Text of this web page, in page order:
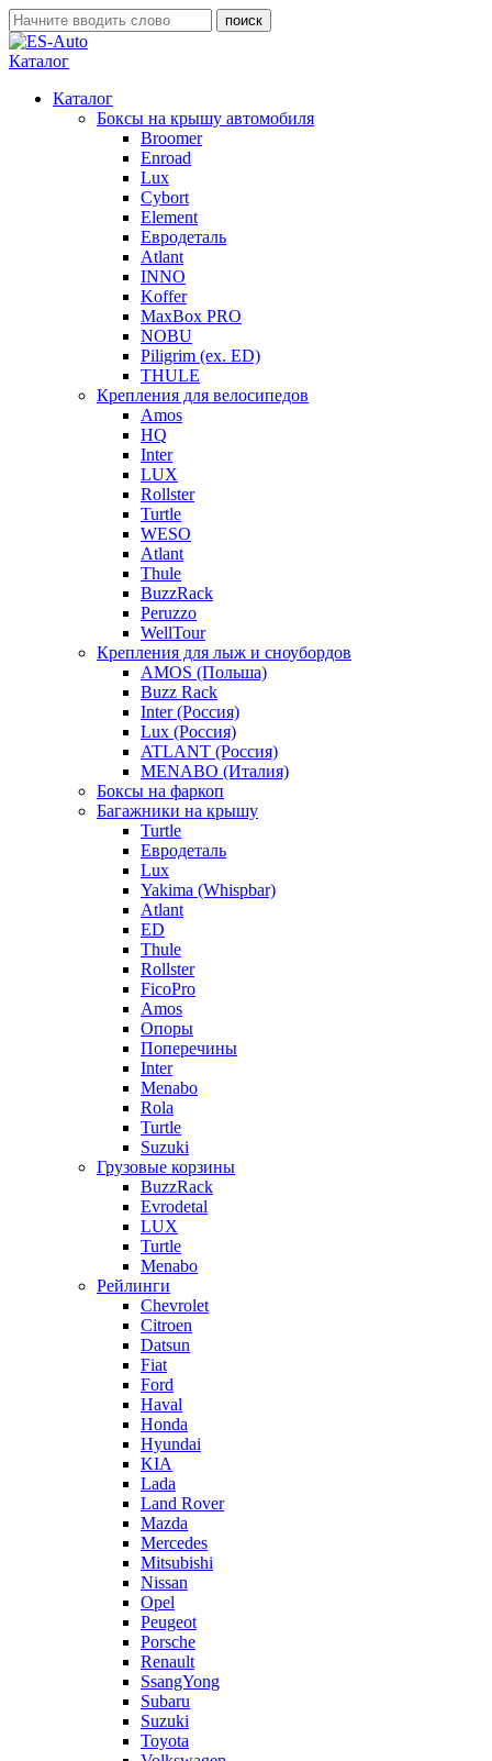
Каталог
Каталог
Боксы на крышу автомобиля
Broomer
Enroad
Lux
Cybort
Element
Евродеталь
Atlant
INNO
Koffer
MaxBox PRO
NOBU
Piligrim (ex. ED)
THULE
Крепления для велосипедов
Amos
HQ
Inter
LUX
Rollster
Turtle
WESO
Atlant
Thule
BuzzRack
Peruzzo
WellTour
Крепления для лыж и сноубордов
AMOS (Польша)
Buzz Rack
Inter (Россия)
Lux (Россия)
ATLANT (Россия)
MENABO (Италия)
Боксы на фаркоп
Багажники на крышу
Turtle
Евродеталь
Lux
Yakima (Whispbar)
Atlant
ED
Thule
Rollster
FicoPro
Amos
Опоры
Поперечины
Inter
Menabo
Rola
Turtle
Suzuki
Грузовые корзины
BuzzRack
Evrodetal
LUX
Turtle
Menabo
Рейлинги
Chevrolet
Citroen
Datsun
Fiat
Ford
Haval
Honda
Hyundai
KIA
Lada
Land Rover
Mazda
Mercedes
Mitsubishi
Nissan
Opel
Peugeot
Porsche
Renault
SsangYong
Subaru
Suzuki
Toyota